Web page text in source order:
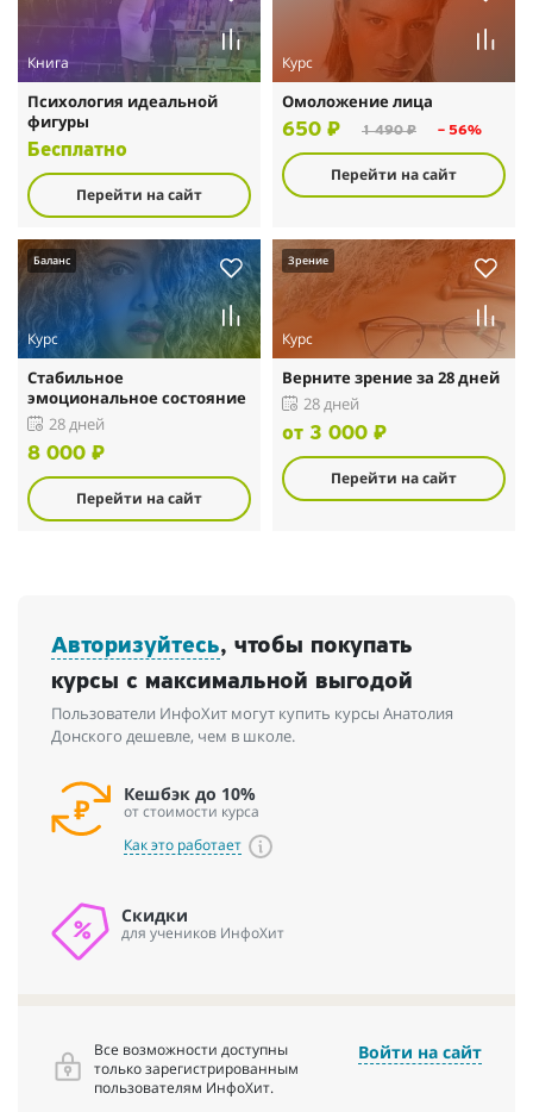
Книга
Психология идеальной
фигуры
Бесплатно
Перейти на сайт
Курс
Омоложение лица
650 ₽ 1 490 ₽ – 56%
Перейти на сайт
Баланс
Курс
Стабильное
эмоциональное состояние
28 дней
8 000 ₽
Перейти на сайт
Зрение
Курс
Верните зрение за 28 дней
28 дней
от 3 000 ₽
Перейти на сайт
Авторизуйтесь, чтобы покупать
курсы с максимальной выгодой
Пользователи ИнфоХит могут купить курсы Анатолия
Донского дешевле, чем в школе.
Кешбэк до 10%
от стоимости курса
Как это работает
Скидки
для учеников ИнфоХит
Все возможности доступны
только зарегистрированным
пользователям ИнфоХит.
Войти на сайт